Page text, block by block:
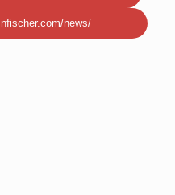
news/